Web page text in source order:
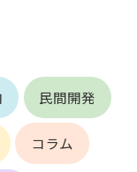
個人情報保護方針
民間開発
コラム
ールは本規約の
更されることが
表示した時点で直
。